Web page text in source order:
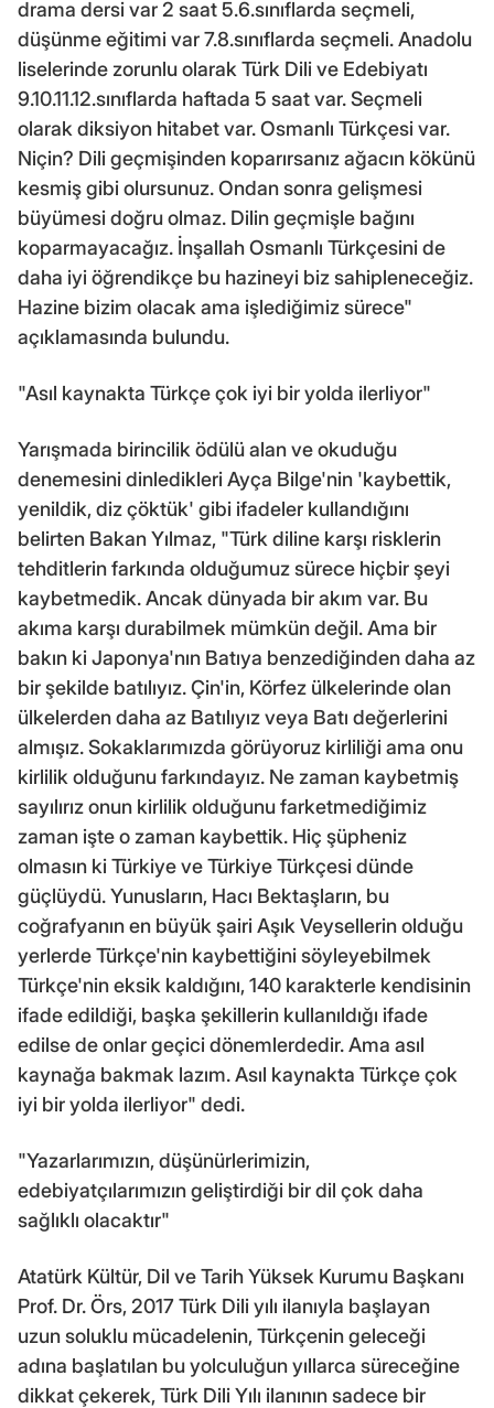
drama dersi var 2 saat 5.6.sınıflarda seçmeli,
düşünme eğitimi var 7.8.sınıflarda seçmeli. Anadolu
liselerinde zorunlu olarak Türk Dili ve Edebiyatı
9.10.11.12.sınıflarda haftada 5 saat var. Seçmeli
olarak diksiyon hitabet var. Osmanlı Türkçesi var.
Niçin? Dili geçmişinden koparırsanız ağacın kökünü
kesmiş gibi olursunuz. Ondan sonra gelişmesi
büyümesi doğru olmaz. Dilin geçmişle bağını
koparmayacağız. İnşallah Osmanlı Türkçesini de
daha iyi öğrendikçe bu hazineyi biz sahipleneceğiz.
Hazine bizim olacak ama işlediğimiz sürece"
açıklamasında bulundu.
"Asıl kaynakta Türkçe çok iyi bir yolda ilerliyor"
Yarışmada birincilik ödülü alan ve okuduğu
denemesini dinledikleri Ayça Bilge'nin 'kaybettik,
yenildik, diz çöktük' gibi ifadeler kullandığını
belirten Bakan Yılmaz, "Türk diline karşı risklerin
tehditlerin farkında olduğumuz sürece hiçbir şeyi
kaybetmedik. Ancak dünyada bir akım var. Bu
akıma karşı durabilmek mümkün değil. Ama bir
bakın ki Japonya'nın Batıya benzediğinden daha az
bir şekilde batılıyız. Çin'in, Körfez ülkelerinde olan
ülkelerden daha az Batılıyız veya Batı değerlerini
almışız. Sokaklarımızda görüyoruz kirliliği ama onu
kirlilik olduğunu farkındayız. Ne zaman kaybetmiş
sayılırız onun kirlilik olduğunu farketmediğimiz
zaman işte o zaman kaybettik. Hiç şüpheniz
olmasın ki Türkiye ve Türkiye Türkçesi dünde
güçlüydü. Yunusların, Hacı Bektaşların, bu
coğrafyanın en büyük şairi Aşık Veysellerin olduğu
yerlerde Türkçe'nin kaybettiğini söyleyebilmek
Türkçe'nin eksik kaldığını, 140 karakterle kendisinin
ifade edildiği, başka şekillerin kullanıldığı ifade
edilse de onlar geçici dönemlerdedir. Ama asıl
kaynağa bakmak lazım. Asıl kaynakta Türkçe çok
iyi bir yolda ilerliyor" dedi.
"Yazarlarımızın, düşünürlerimizin,
edebiyatçılarımızın geliştirdiği bir dil çok daha
sağlıklı olacaktır"
Atatürk Kültür, Dil ve Tarih Yüksek Kurumu Başkanı
Prof. Dr. Örs, 2017 Türk Dili yılı ilanıyla başlayan
uzun soluklu mücadelenin, Türkçenin geleceği
adına başlatılan bu yolculuğun yıllarca süreceğine
dikkat çekerek, Türk Dili Yılı ilanının sadece bir